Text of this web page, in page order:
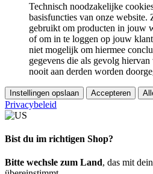
Technisch noodzakelijke
basisfuncties van onze
gebruikt om producten in jouw
of om in te loggen op jouw
niet mogelijk om hiermee
gegevens die als gevolg
nooit aan derden worden
Instellingen opslaan Accepteren
Privacybeleid
Bist du im richtigen Shop?
Bitte wechsle zum Land, das mit